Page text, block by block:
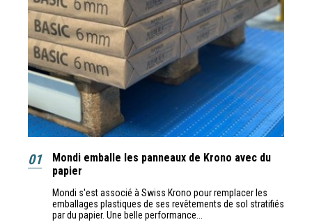
01
Mondi emballe les panneaux de Krono avec du
papier
Mondi s'est associé à Swiss Krono pour remplacer les
emballages plastiques de ses revêtements de sol stratifiés
par du papier. Une belle performance...